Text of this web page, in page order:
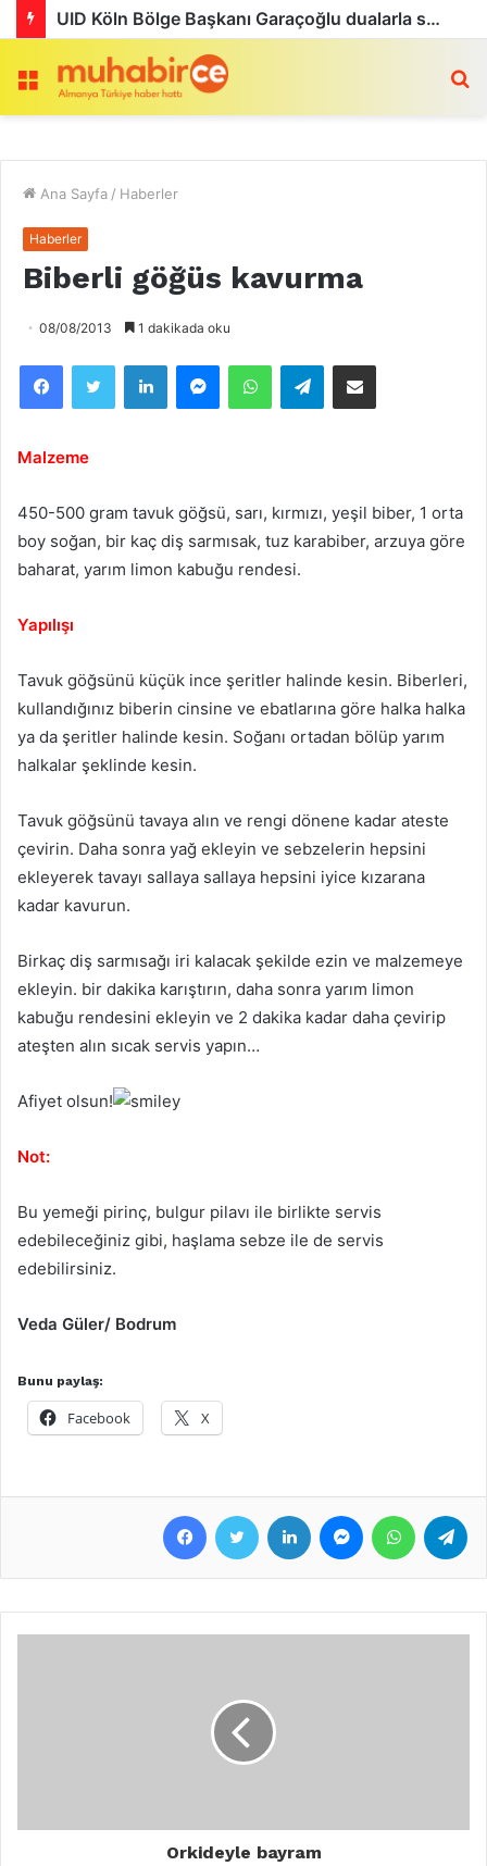
Menü
Ana Sayfa / Haberler
Haberler
Biberli göğüs kavurma
08/08/2013 1 dakikada oku
Telegram
Malzeme
450-500 gram tavuk göğsü, sarı, kırmızı, yeşil biber, 1 orta
boy soğan, bir kaç diş sarmısak, tuz karabiber, arzuya göre
baharat, yarım limon kabuğu rendesi.
Yapılışı
Tavuk göğsünü küçük ince şeritler halinde kesin. Biberleri,
kullandığınız biberin cinsine ve ebatlarına göre halka halka
ya da şeritler halinde kesin. Soğanı ortadan bölüp yarım
halkalar şeklinde kesin.
Tavuk göğsünü tavaya alın ve rengi dönene kadar ateste
çevirin. Daha sonra yağ ekleyin ve sebzelerin hepsini
ekleyerek tavayı sallaya sallaya hepsini iyice kızarana
kadar kavurun.
Birkaç diş sarmısağı iri kalacak şekilde ezin ve malzemeye
ekleyin. bir dakika karıştırın, daha sonra yarım limon
kabuğu rendesini ekleyin ve 2 dakika kadar daha çevirip
ateşten alın sıcak servis yapın…
Afiyet olsun!
Not:
Bu yemeği pirinç, bulgur pilavı ile birlikte servis
edebileceğiniz gibi, haşlama sebze ile de servis
edebilirsiniz.
Veda Güler/ Bodrum
Bunu paylaş:
Facebook X
Orkideyle bayram